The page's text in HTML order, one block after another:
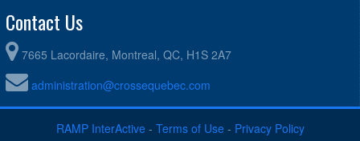
Contact Us
7665 Lacordaire, Montreal, QC, H1S 2A7
administration@crossequebec.com
RAMP InterActive - Terms of Use - Privacy Policy